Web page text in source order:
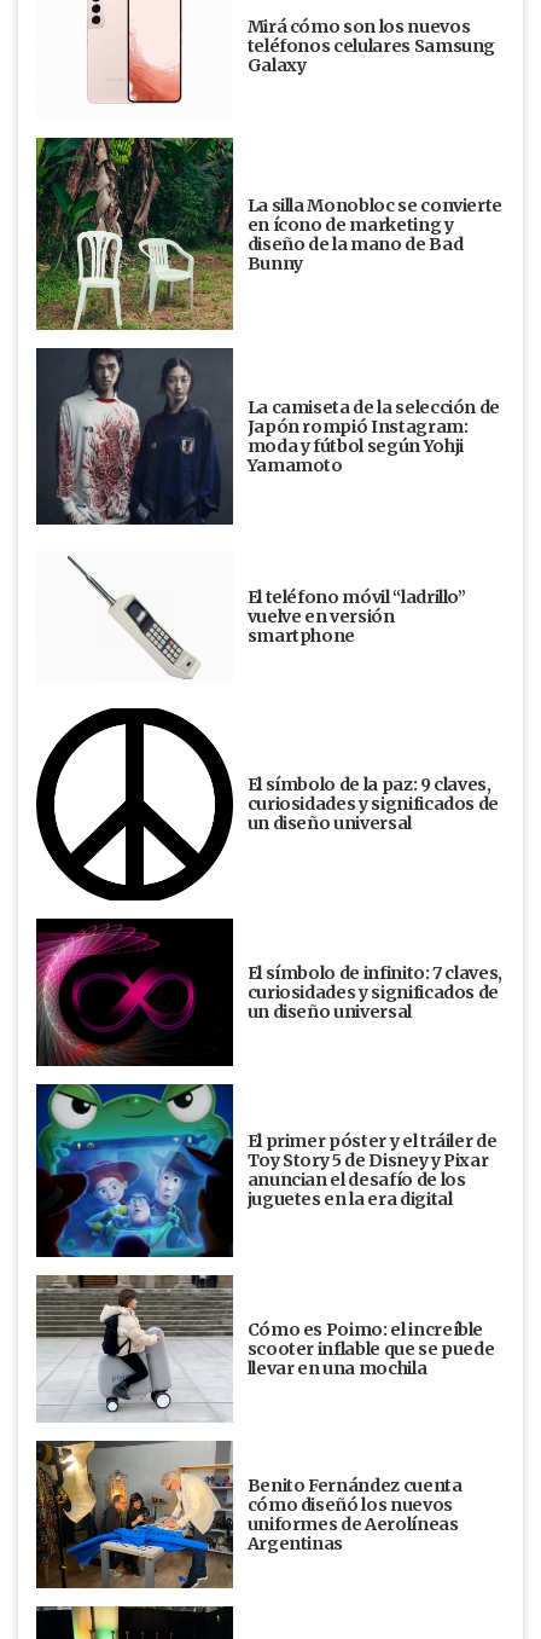
Mirá cómo son los nuevos
teléfonos celulares Samsung
Galaxy
La silla Monobloc se convierte
en ícono de marketing y
diseño de la mano de Bad
Bunny
La camiseta de la selección de
Japón rompió Instagram:
moda y fútbol según Yohji
Yamamoto
El teléfono móvil “ladrillo”
vuelve en versión
smartphone
El símbolo de la paz: 9 claves,
curiosidades y significados de
un diseño universal
El símbolo de infinito: 7 claves,
curiosidades y significados de
un diseño universal
El primer póster y el tráiler de
Toy Story 5 de Disney y Pixar
anuncian el desafío de los
juguetes en la era digital
Cómo es Poimo: el increíble
scooter inflable que se puede
llevar en una mochila
Benito Fernández cuenta
cómo diseñó los nuevos
uniformes de Aerolíneas
Argentinas